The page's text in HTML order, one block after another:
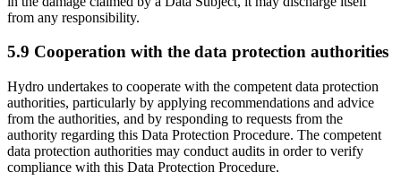
from any responsibility.
5.9 Cooperation with the data protection authorities
Hydro undertakes to cooperate with the competent data protection
authorities, particularly by applying recommendations and advice
from the authorities, and by responding to requests from the
authority regarding this Data Protection Procedure. The competent
data protection authorities may conduct audits in order to verify
compliance with this Data Protection Procedure.